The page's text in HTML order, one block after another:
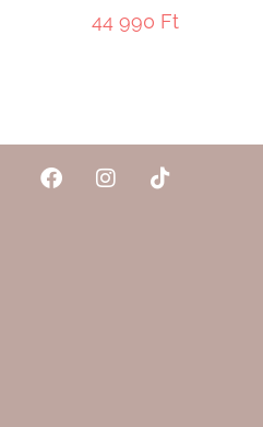
44 990 Ft